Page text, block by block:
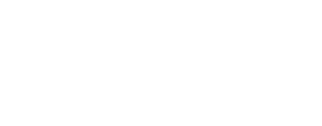
vous connaissez
Kiddy Park et ajoutez votre pierre à l’édifice !
!